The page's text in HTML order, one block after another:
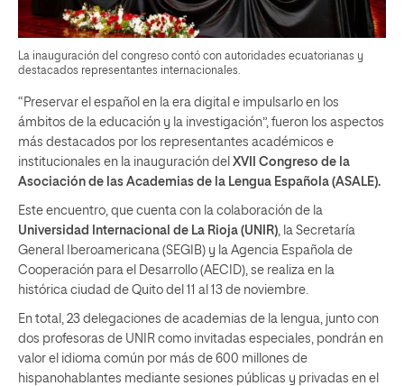
La inauguración del congreso contó con autoridades ecuatorianas y
destacados representantes internacionales.
“Preservar el español en la era digital e impulsarlo en los
ámbitos de la educación y la investigación”, fueron los aspectos
más destacados por los representantes académicos e
institucionales en la inauguración del XVII Congreso de la
Asociación de las Academias de la Lengua Española (ASALE).
Este encuentro, que cuenta con la colaboración de la
Universidad Internacional de La Rioja (UNIR) , la Secretaría
General Iberoamericana (SEGIB) y la Agencia Española de
Cooperación para el Desarrollo (AECID), se realiza en la
histórica ciudad de Quito del 11 al 13 de noviembre.
En total, 23 delegaciones de academias de la lengua, junto con
dos profesoras de UNIR como invitadas especiales, pondrán en
valor el idioma común por más de 600 millones de
hispanohablantes mediante sesiones públicas y privadas en el